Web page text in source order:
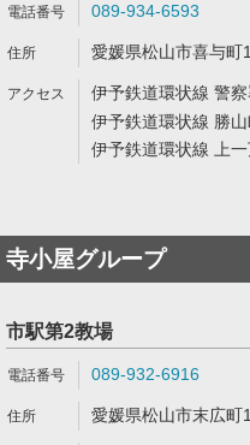
089-934-6593
愛媛県松山市喜与町
伊予鉄道環状線 警
伊予鉄道環状線 勝
伊予鉄道環状線 上
寺小屋グループ
市駅第2教場
089-932-6916
愛媛県松山市末広町